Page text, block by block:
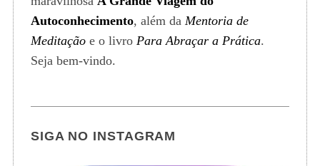
Autoconhecimento, além da Mentoria de
Meditaçãoe o livro Para Abraçar a Prática.
Seja bem-vindo.
SIGA NO INSTAGRAM